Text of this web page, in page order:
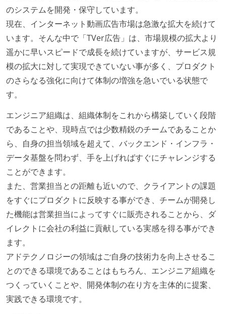
のシステムを開発・保守しています。
現在、インターネット動画広告市場は急激な拡大を続けて
います。そんな中で「TVer広告」は、市場規模の拡大より
遥かに早いスピードで成長を続けていますが、サービス規
模の拡大に対して実現できていない事が多く、プロダクト
のさらなる強化に向けて体制の増強を急いでいる状態で
す。
エンジニア組織は、組織体制をこれから構築していく段階
であることや、現時点では少数精鋭のチームであることか
ら、自身の担当領域を超えて、バックエンド・インフラ・
データ基盤を問わず、手を上げればすぐにチャレンジする
ことができます。
また、営業担当との距離も近いので、クライアントの課題
をすぐにプロダクトに反映する事ができ、チームが開発し
た機能は営業担当によってすぐに販売されることから、ダ
イレクトに会社の利益に貢献している実感を得る事ができ
ます。
アドテクノロジーの領域はご自身の技術力を向上させるこ
とのできる環境であることはもちろん、エンジニア組織を
つくっていくことや、開発体制の在り方を主体的に提案、
実践できる環境です。